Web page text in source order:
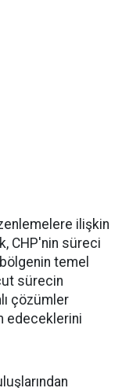
ilişkin
CHP'nin süreci
temel
sürecin
çözümler
edeceklerini